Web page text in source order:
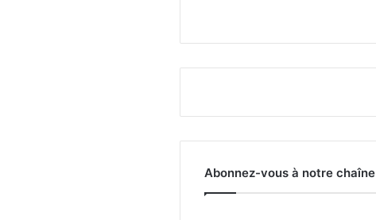
Abonnez-vous à notre chaîne